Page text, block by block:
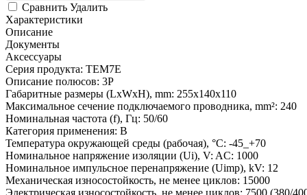
Сравнить Удалить
Характеристики
Описание
Документы
Аксессуары
Серия продукта: TEM7E
Описание полюсов: 3P
Габаритные размеры (LxWxH), mm: 255x140x110
Максимальное сечение подключаемого проводника, mm²: 240
Номинальная частота (f), Гц: 50/60
Категория применения: B
Температура окружающей среды (рабочая), °С: -45_+70
Номинальное напряжение изоляции (Ui), V: AC: 1000
Номинальное импульсное перенапряжение (Uimp), kV: 12
Механическая износостойкость, не менее циклов: 15000
Электрическая износостойкость, не менее циклов: 7500 (380/